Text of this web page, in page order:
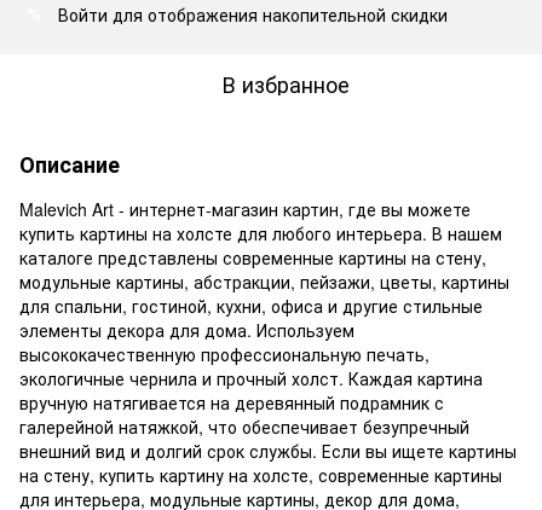
Войти для отображения накопительной скидки
В избранное
Описание
Malevich Art - интернет-магазин картин, где вы можете
купить картины на холсте для любого интерьера. В нашем
каталоге представлены современные картины на стену,
модульные картины, абстракции, пейзажи, цветы, картины
для спальни, гостиной, кухни, офиса и другие стильные
элементы декора для дома. Используем
высококачественную профессиональную печать,
экологичные чернила и прочный холст. Каждая картина
вручную натягивается на деревянный подрамник с
галерейной натяжкой, что обеспечивает безупречный
внешний вид и долгий срок службы. Если вы ищете картины
на стену, купить картину на холсте, современные картины
для интерьера, модульные картины, декор для дома,